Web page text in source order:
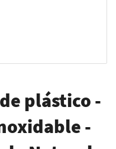
plástico -
-